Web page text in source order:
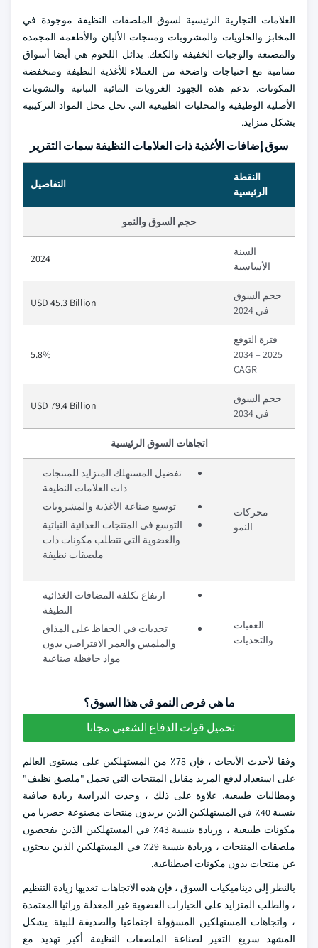
العلامات التجارية الرئيسية لسوق الملصقات النظيفة موجودة في
المخابز والحلويات والمشروبات ومنتجات الألبان والأطعمة المجمدة
والمصنعة والوجبات الخفيفة والكعك. بدائل اللحوم هي أيضا أسواق
متنامية مع احتياجات واضحة من العملاء للأغذية النظيفة ومنخفضة
المكونات. تدعم هذه الجهود الغرويات المائية النباتية والنشويات
الأصلية الوظيفية والمحليات الطبيعية التي تحل محل المواد التركيبية
بشكل متزايد.
سوق إضافات الأغذية ذات العلامات النظيفة سمات التقرير
النقطة
الرئيسية
التفاصيل
حجم السوق والنمو
السنة
الأساسية
2024
حجم السوق
في 2024
USD 45.3 Billion
فترة التوقع
2025 – 2034
CAGR
5.8%
حجم السوق
في 2034
USD 79.4 Billion
اتجاهات السوق الرئيسية
محركات
النمو
تفضيل المستهلك المتزايد للمنتجات
ذات العلامات النظيفة
توسيع صناعة الأغذية والمشروبات
التوسع في المنتجات الغذائية النباتية
والعضوية التي تتطلب مكونات ذات
ملصقات نظيفة
العقبات
والتحديات
ارتفاع تكلفة المضافات الغذائية
النظيفة
تحديات في الحفاظ على المذاق
والملمس والعمر الافتراضي بدون
مواد حافظة صناعية
ما هي فرص النمو في هذا السوق؟
تحميل قوات الدفاع الشعبي مجانا
وفقا لأحدث الأبحاث ، فإن 78٪ من المستهلكين على مستوى العالم
على استعداد لدفع المزيد مقابل المنتجات التي تحمل "ملصق نظيف"
ومطالبات طبيعية. علاوة على ذلك ، وجدت الدراسة زيادة صافية
بنسبة 40٪ في المستهلكين الذين يريدون منتجات مصنوعة حصريا من
مكونات طبيعية ، وزيادة بنسبة 43٪ في المستهلكين الذين يفحصون
ملصقات المنتجات ، وزيادة بنسبة 29٪ في المستهلكين الذين يبحثون
عن منتجات بدون مكونات اصطناعية.
بالنظر إلى ديناميكيات السوق ، فإن هذه الاتجاهات تغذيها زيادة التنظيم
، والطلب المتزايد على الخيارات العضوية غير المعدلة وراثيا المعتمدة
، واتجاهات المستهلكين المسؤولة اجتماعيا والصديقة للبيئة. يشكل
المشهد سريع التغير لصناعة الملصقات النظيفة أكبر تهديد مع